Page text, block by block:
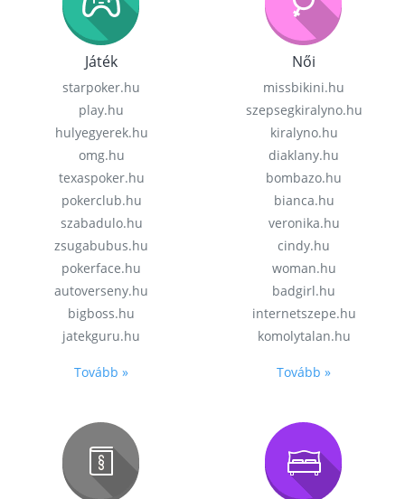
Játék
starpoker.hu
play.hu
hulyegyerek.hu
omg.hu
texaspoker.hu
pokerclub.hu
szabadulo.hu
zsugabubus.hu
pokerface.hu
autoverseny.hu
bigboss.hu
jatekguru.hu
Tovább »
Női
missbikini.hu
szepsegkiralyno.hu
kiralyno.hu
diaklany.hu
bombazo.hu
bianca.hu
veronika.hu
cindy.hu
woman.hu
badgirl.hu
internetszepe.hu
komolytalan.hu
Tovább »